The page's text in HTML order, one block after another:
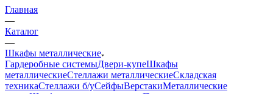
Главная
—
Каталог
—
Шкафы металлические
Гардеробные системыДвери-купеШкафы
металлическиеСтеллажи металлическиеСкладская
техникаСтеллажи б/уСейфыВерстакиМеталлические